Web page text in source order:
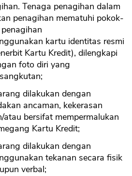
Tenaga penagihan dalam
penagihan mematuhi pokok-
kartu identitas resmi
Kartu Kredit), dilengkapi
foto diri yang
dilakukan dengan
ancaman, kekerasan
atau bersifat mempermalukan
Kartu Kredit;
dilakukan dengan
tekanan secara fisik
verbal;